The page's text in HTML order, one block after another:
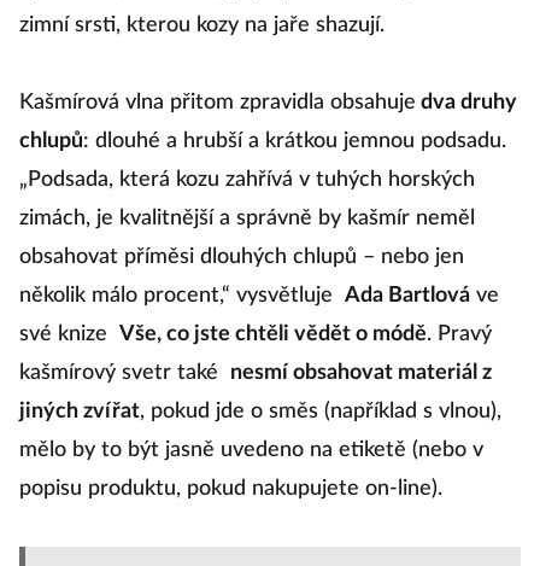
zimní srsti, kterou kozy na jaře shazují.
Kašmírová vlna přitom zpravidla obsahuje dva druhy
chlupů: dlouhé a hrubší a krátkou jemnou podsadu.
„Podsada, která kozu zahřívá v tuhých horských
zimách, je kvalitnější a správně by kašmír neměl
obsahovat příměsi dlouhých chlupů – nebo jen
několik málo procent,“ vysvětluje
Ada Bartlováve
své knize
Vše, co jste chtěli vědět o módě. Pravý
kašmírový svetr také
nesmí obsahovat materiál z
jiných zvířat, pokud jde o směs (například s vlnou),
mělo by to být jasně uvedeno na etiketě (nebo v
popisu produktu, pokud nakupujete on-line).